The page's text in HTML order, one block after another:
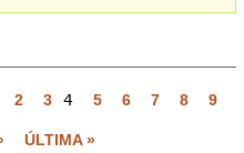
2 3 4 5 6 7 8 9
ÚLTIMA »